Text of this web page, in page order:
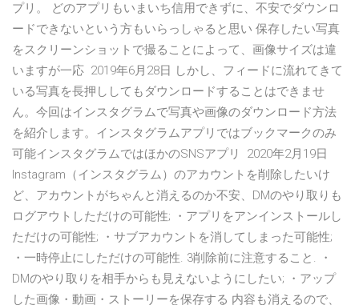
プリ。 どのアプリもいまいち信用できずに、不安でダウンロ
ードできないという方もいらっしゃると思い 保存したい写真
をスクリーンショットで撮ることによって、画像サイズは違
いますが一応 2019年6月28日 しかし、フィードに流れてきて
いる写真を長押ししてもダウンロードすることはできませ
ん。今回はインスタグラムで写真や画像のダウンロード方法
を紹介します。インスタグラムアプリではブックマークのみ
可能インスタグラムではほかのSNSアプリ 2020年2月19日
Instagram（インスタグラム）のアカウントを削除したいけ
ど、アカウントがちゃんと消えるのか不安、DMのやり取りも
ログアウトしただけの可能性; ・アプリをアンインストールし
ただけの可能性; ・サブアカウントを消してしまった可能性;
・一時停止にしただけの可能性. 3削除前に注意すること. ・
DMのやり取りを相手からも見えないようにしたい; ・アップ
した画像・動画・ストーリーを保存する 内容も消えるので、